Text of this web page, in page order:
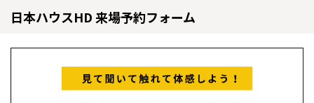
日本ハウスHD 来場予約フォーム